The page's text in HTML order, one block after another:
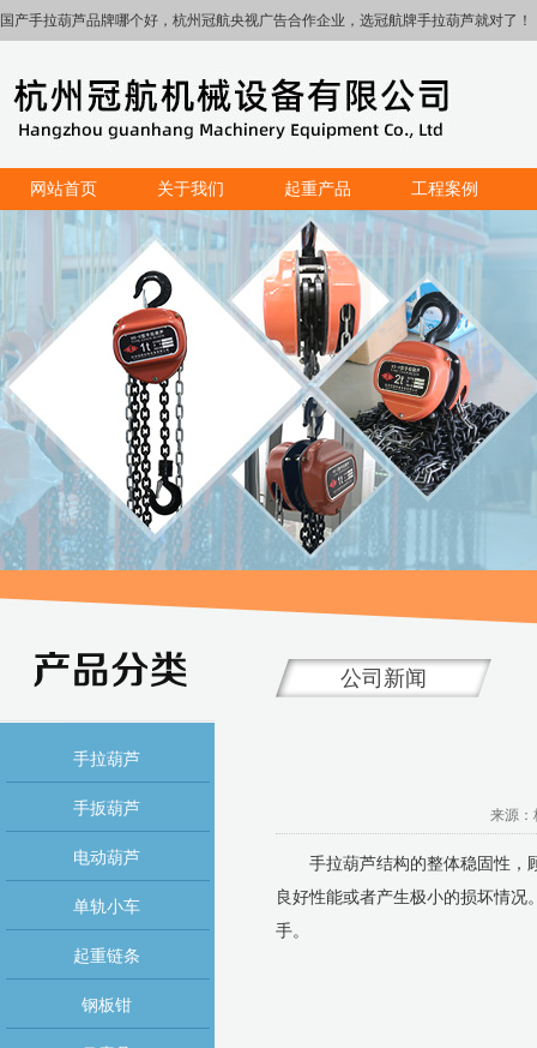
国产手拉葫芦品牌哪个好，杭州冠航央视广告合作企业，选冠航牌手拉葫芦就对了！
网站首页 关于我们 起重产品 工程案例
手拉葫芦
手扳葫芦
电动葫芦
单轨小车
起重链条
钢板钳
公司新闻
来源：
手拉葫芦结构的整体稳固性，顾
良好性能或者产生极小的损坏情况
手。